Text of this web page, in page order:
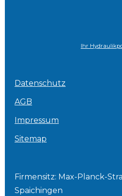
Ihr
Datenschutz
AGB
Impressum
Sitemap
Firmensitz: Max-Planck-
Spaichingen